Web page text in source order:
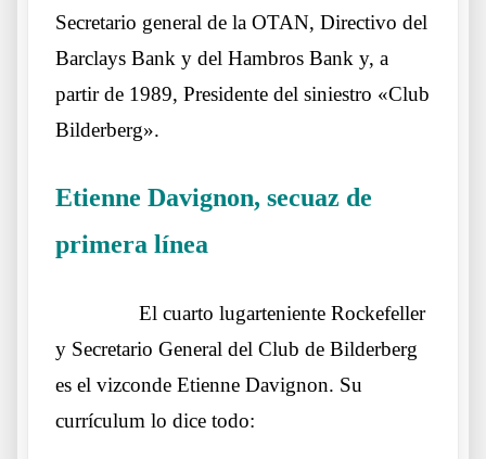
Secretario general de la OTAN, Directivo del
Barclays Bank y del Hambros Bank y, a
partir de 1989, Presidente del siniestro «Club
Bilderberg».
Etienne Davignon, secuaz de
primera línea
El cuarto lugarteniente Rockefeller
y Secretario General del Club de Bilderberg
es el vizconde Etienne Davignon. Su
currículum lo dice todo: